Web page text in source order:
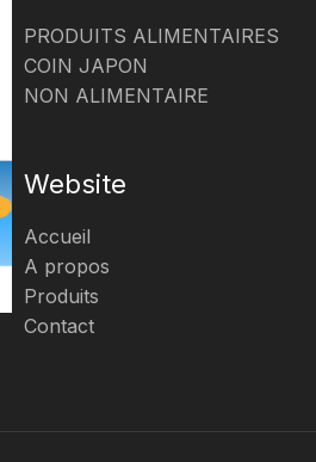
PRODUITS ALIMENTAIRES
COIN JAPON
NON ALIMENTAIRE
Website
Accueil
A propos
Produits
Contact